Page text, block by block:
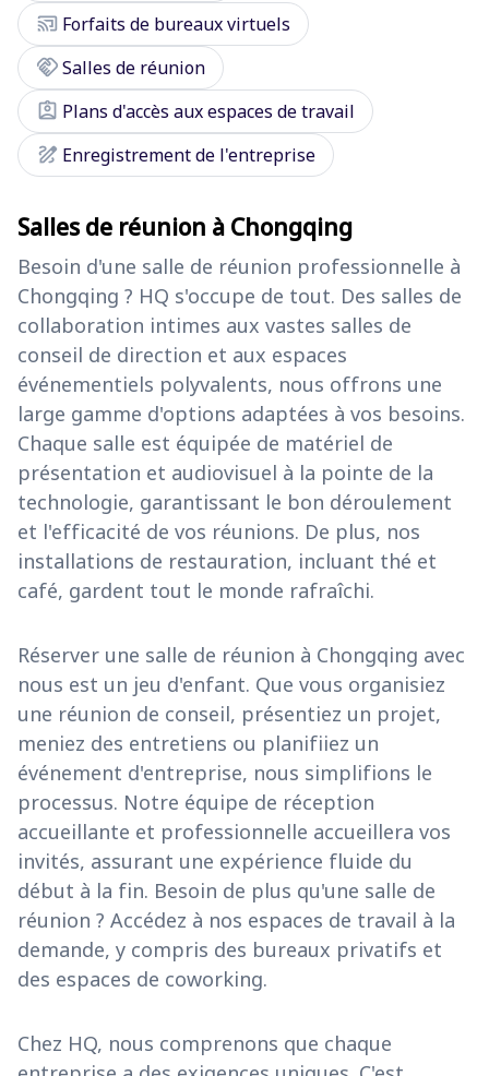
cast_connected Forfaits de bureaux virtuels
handshakeSalles de réunion
assignment_ind Plans d'accès aux espaces de travail
draw Enregistrement de l'entreprise
Salles de réunion à Chongqing
Besoin d'une salle de réunion professionnelle à
Chongqing ? HQ s'occupe de tout. Des salles de
collaboration intimes aux vastes salles de
conseil de direction et aux espaces
événementiels polyvalents, nous offrons une
large gamme d'options adaptées à vos besoins.
Chaque salle est équipée de matériel de
présentation et audiovisuel à la pointe de la
technologie, garantissant le bon déroulement
et l'efficacité de vos réunions. De plus, nos
installations de restauration, incluant thé et
café, gardent tout le monde rafraîchi.
Réserver une salle de réunion à Chongqing avec
nous est un jeu d'enfant. Que vous organisiez
une réunion de conseil, présentiez un projet,
meniez des entretiens ou planifiiez un
événement d'entreprise, nous simplifions le
processus. Notre équipe de réception
accueillante et professionnelle accueillera vos
invités, assurant une expérience fluide du
début à la fin. Besoin de plus qu'une salle de
réunion ? Accédez à nos espaces de travail à la
demande, y compris des bureaux privatifs et
des espaces de coworking.
Chez HQ, nous comprenons que chaque